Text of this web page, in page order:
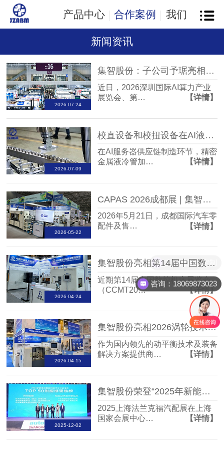
产品中心 合作案例 我们
新闻资讯
2026-07-24
集智股份：子公司予琚亮相深圳液冷技术展
近日，2026深圳国际AI算力产业
展览会、第…
【详情】
2026-07-09
校直设备和校扭设备在AI液冷服务器中的关键作用
在AI服务器供应链制造环节，精密
金属液冷管加…
【详情】
2026-05-22
CAPAS 2026成都展 | 集智展位现场演示动平衡机与全自动校直机
2026年5月21日，成都国际汽车零
配件及售…
【详情】
2026-04-24
集智股份亮相第14届中国数控机床展览会
近期第14届中国数控机床展览会
（CCMT20…
【详情】
2026-04-15
集智股份亮相2026涡轮技术大会,携平衡技术助力产业发展
作为国内领先的动平衡技术及装备
解决方案提供商…
【详情】
2025-12-02
集智股份荣登“2025年新能源及智能网联汽车TOP50供应链”榜单
2025上海法兰克福汽配展在上海
国家会展中心…
【详情】
支持高难度定制
咨询：18069873023